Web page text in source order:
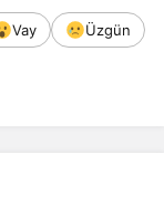
Vay
Üzgün